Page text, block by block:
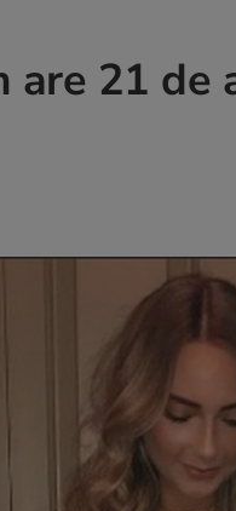
are 21